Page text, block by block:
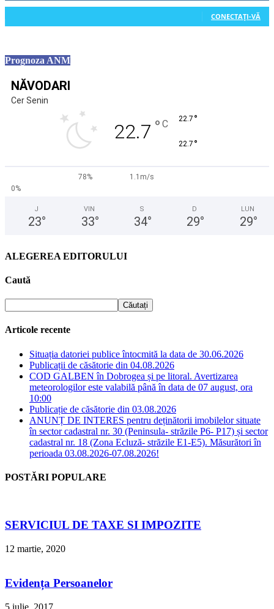
CONECTAȚI-VĂ
Prognoza ANM
NĂVODARI
Cer Senin
22.7 ° C 22.7 °
22.7 °
78%
1.1m/s
0%
J
23°
VIN
33°
S
34°
D
29°
LUN
29°
ALEGEREA EDITORULUI
Caută
Articole recente
Situația datoriei publice întocmită la data de 30.06.2026
Publicații de căsătorie din 04.08.2026
COD GALBEN în Dobrogea și pe litoral. Avertizarea
meteorologilor este valabilă până în data de 07 august, ora
10:00
Publicație de căsătorie din 03.08.2026
ANUNȚ DE INTERES pentru deținătorii imobilelor situate
în sector cadastral nr. 30 (Peninsula- străzile P6- P17) și sector
cadastral nr. 18 (Zona Ecluză- străzile E1-E5). Măsurători în
perioada 03.08.2026-07.08.2026!
POSTĂRI POPULARE
SERVICIUL DE TAXE SI IMPOZITE
12 martie, 2020
Evidența Persoanelor
5 iulie, 2017